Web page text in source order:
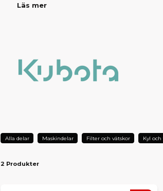
passform.
Läs mer
Alla delar Maskindelar Filter och vätskor Kyl
2 Produkter